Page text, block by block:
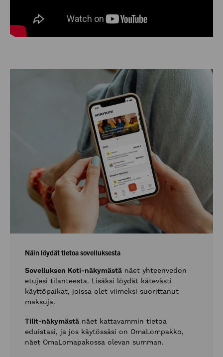
Näin löydät tietoa sovelluksesta
Sovelluksen Koti-näkymästä näet yhteenvedon
etujesi tilanteesta. Lisäksi löydät kätevästi
käyttöpaikat, joissa olet viimeksi suorittanut
maksuja.
Tilit-näkymästä näet kattavammin tietoa
eduistasi, ja jos käytössäsi on OmaLompakko,
näet OmaLomapakossa olevan summan.